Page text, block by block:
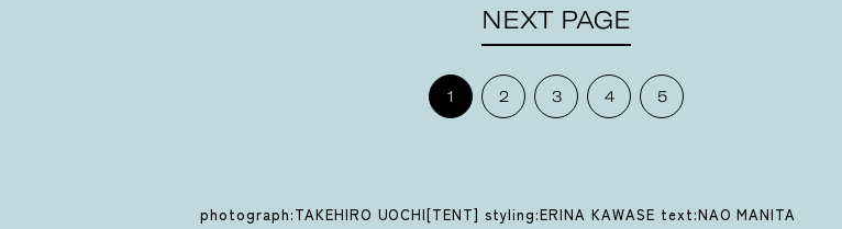
NEXT PAGE
1 2 3 4 5
photograph:TAKEHIRO UOCHI[TENT] styling:ERINA KAWASE text:NAO MANITA